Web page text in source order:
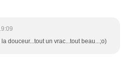
douceur...tout un vrac...tout beau...;o)